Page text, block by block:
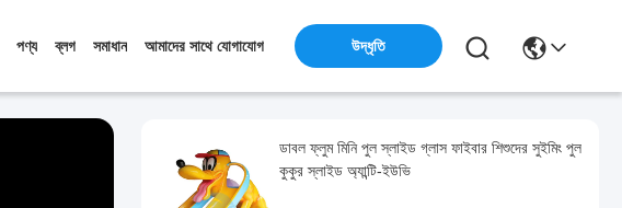
পণ্য ব্লগ সমাধান আমাদের সাথে যোগাযোগ উদ্ধৃতি
ডাবল ফ্লুম মিনি পুল স্লাইড গ্লাস ফাইবার শিশুদের সুইমিং পুল
কুকুর স্লাইড অ্যান্টি-ইউভি